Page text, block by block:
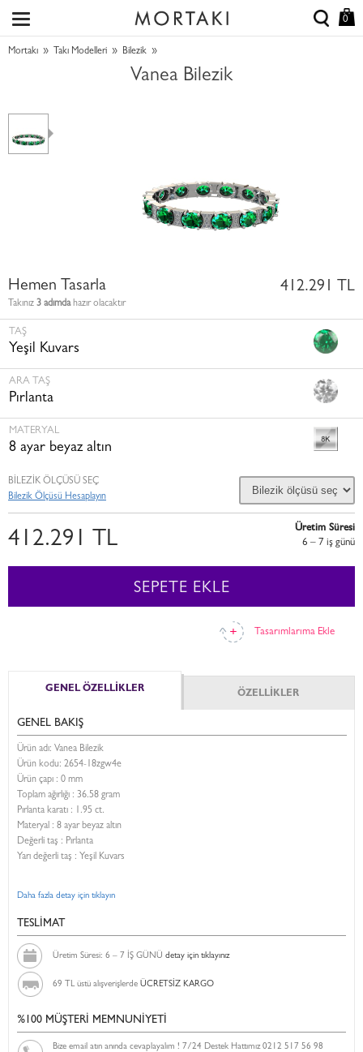
0
Mortakı » Takı Modelleri » Bilezik »
Vanea Bilezik
Hemen Tasarla
Takınız 3 adımdahazır olacaktır
412.291 TL
TAŞ
Yeşil Kuvars
ARA TAŞ
Pırlanta
MATERYAL
8 ayar beyaz altın
Tasarımlarıma Ekle
BİLEZİK ÖLÇÜSÜ SEÇ
Bilezik Ölçüsü Hesaplayın
412.291 TL
Üretim Süresi
6 – 7 i̇ş günü
SEPETE EKLE
GENEL ÖZELLİKLER ÖZELLİKLER
GENEL BAKIŞ
Ürün adı: Vanea Bilezik
Ürün kodu: 2654-18zgw4e
Ürün çapı : 0 mm
Toplam ağırlığı : 36.58 gram
Pırlanta karatı : 1.95 ct.
Materyal : 8 ayar beyaz altın
Değerli taş : Pırlanta
Yarı değerli taş : Yeşil Kuvars
Daha fazla detay için tıklayın
TESLİMAT
Üretim Süresi: 6 – 7 İŞ GÜNÜ detay için tıklayınız
69 TL üstü alışverişlerde ÜCRETSİZ KARGO
%100 MÜŞTERİ MEMNUNİYETİ
Bize email atın anında cevaplayalım ! 7/24 Destek Hattımız 0212 517 56 98